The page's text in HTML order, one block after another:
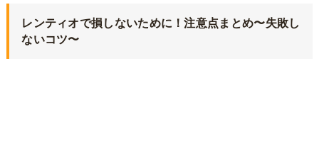
レンティオで損しないために！注意点まとめ〜失敗し
ないコツ〜